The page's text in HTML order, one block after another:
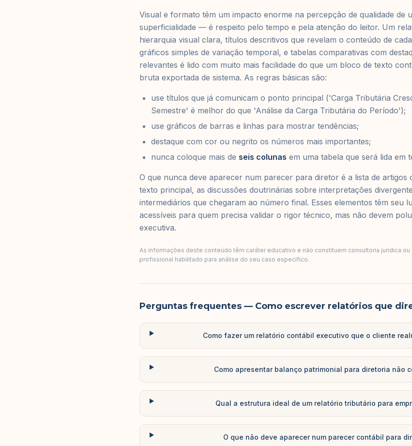
Visual e formato têm um impacto enorme na percepção de qualidade de
superficialidade — é respeito pelo tempo e pela atenção do leitor. Um
hierarquia visual clara, títulos descritivos que revelam o conteúdo de
gráficos simples de variação temporal, e tabelas comparativas com
relevantes é lido com muito mais facilidade do que um bloco de texto
bruta exportada de sistema. As regras básicas são:
use títulos que já comunicam o ponto principal ('Carga Tributária
Semestre' é melhor do que 'Análise da Carga Tributária do Período');
use gráficos de barras e linhas para mostrar tendências;
destaque com cor ou negrito os números mais importantes;
nunca coloque mais de seis colunas em uma tabela que será lida em
O que nunca deve aparecer num parecer para diretor é a lista de artigos
texto principal, as discussões doutrinárias sobre interpretações
intermediários que chegaram ao número final. Esses elementos têm seu
acessíveis para quem precisa validar o rigor técnico, mas não devem
executiva.
As informações deste conteúdo têm caráter educativo e não constituem consultoria jurídica
profissional habilitado para análise do seu caso específico.
Perguntas frequentes — Como escrever relatórios que
Como fazer um relatório contábil executivo que o cliente
Como apresentar balanço patrimonial para diretoria não
Qual a estrutura ideal de um relatório tributário para
O que não deve aparecer num parecer contábil para